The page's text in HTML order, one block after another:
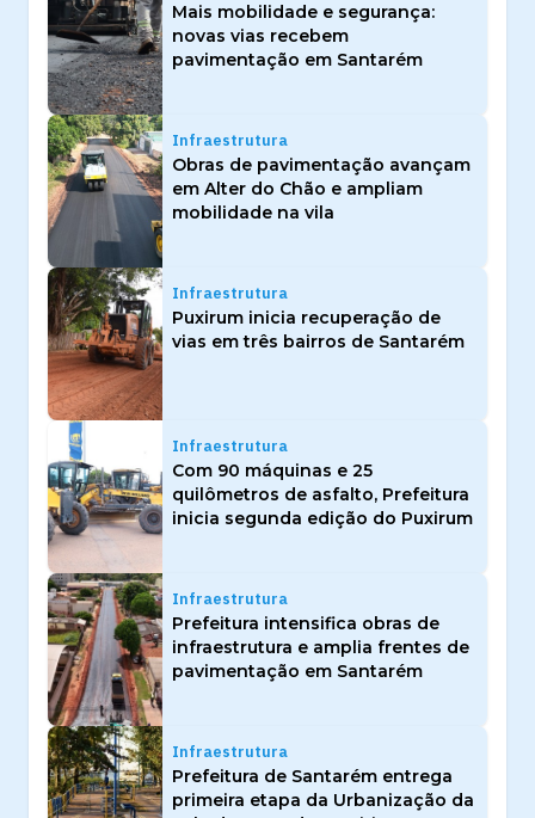
Mais mobilidade e segurança:
novas vias recebem
pavimentação em Santarém
Infraestrutura
Obras de pavimentação avançam
em Alter do Chão e ampliam
mobilidade na vila
Infraestrutura
Puxirum inicia recuperação de
vias em três bairros de Santarém
Infraestrutura
Com 90 máquinas e 25
quilômetros de asfalto, Prefeitura
inicia segunda edição do Puxirum
Infraestrutura
Prefeitura intensifica obras de
infraestrutura e amplia frentes de
pavimentação em Santarém
Infraestrutura
Prefeitura de Santarém entrega
primeira etapa da Urbanização da